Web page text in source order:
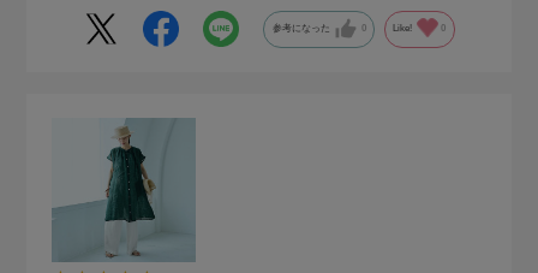
参考になった 0 Like! 0